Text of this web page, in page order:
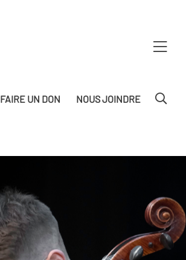
FAIRE UN DON NOUS JOINDRE